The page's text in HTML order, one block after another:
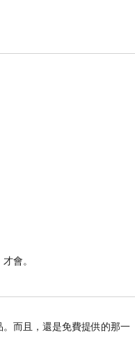
會。
而且，還是免費提供的那一